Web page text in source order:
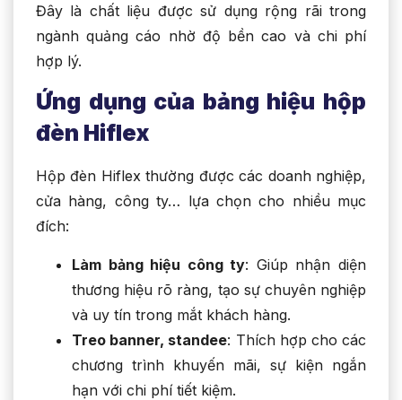
Đây là chất liệu được sử dụng rộng rãi trong
ngành quảng cáo nhờ độ bền cao và chi phí
hợp lý.
Ứng dụng của bảng hiệu hộp
đèn Hiflex
Hộp đèn Hiflex thường được các doanh nghiệp,
cửa hàng, công ty… lựa chọn cho nhiều mục
đích:
Làm bảng hiệu công ty: Giúp nhận diện
thương hiệu rõ ràng, tạo sự chuyên nghiệp
và uy tín trong mắt khách hàng.
Treo banner, standee: Thích hợp cho các
chương trình khuyến mãi, sự kiện ngắn
hạn với chi phí tiết kiệm.